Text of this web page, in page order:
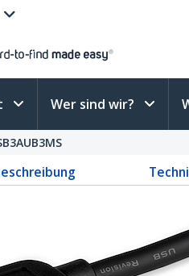
Wer sind wir?